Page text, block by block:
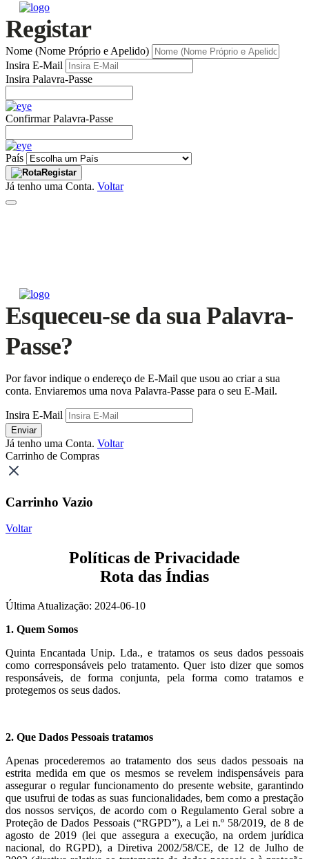
Registar
Nome (Nome Próprio e Apelido)
Insira E-Mail
Insira Palavra-Passe
Confirmar Palavra-Passe
País
Registar
Já tenho uma Conta. Voltar
Esqueceu-se da sua Palavra-
Passe?
Por favor indique o endereço de E-Mail que usou ao criar a sua
conta. Enviaremos uma nova Palavra-Passe para o seu E-Mail.
Insira E-Mail
Enviar
Já tenho uma Conta. Voltar
Carrinho de Compras
Carrinho Vazio
Voltar
Políticas de Privacidade
Rota das Índias
Última Atualização: 2024-06-10
1. Quem Somos
Quinta Encantada Unip. Lda., e tratamos os seus dados pessoais
como corresponsáveis pelo tratamento. Quer isto dizer que somos
responsáveis, de forma conjunta, pela forma como tratamos e
protegemos os seus dados.
2. Que Dados Pessoais tratamos
Apenas procederemos ao tratamento dos seus dados pessoais na
estrita medida em que os mesmos se revelem indispensáveis para
assegurar o regular funcionamento do presente website, garantindo
que usufrui de todas as suas funcionalidades, bem como a prestação
dos nossos serviços, de acordo com o Regulamento Geral sobre a
Proteção de Dados Pessoais (“RGPD”), a Lei n.º 58/2019, de 8 de
agosto de 2019 (lei que assegura a execução, na ordem jurídica
nacional, do RGPD), a Diretiva 2002/58/CE, de 12 de Julho de